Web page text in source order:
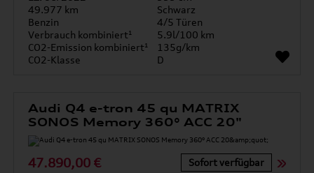
49.977 km
Schwarz
Benzin
4/5 Türen
Verbrauch kombiniert¹
5.9l/100 km
CO2-Emission kombiniert¹
135g/km
CO2-Klasse
D
Audi Q4 e-tron 45 qu MATRIX
SONOS Memory 360° ACC 20"
47.890,00 € Sofort verfügbar